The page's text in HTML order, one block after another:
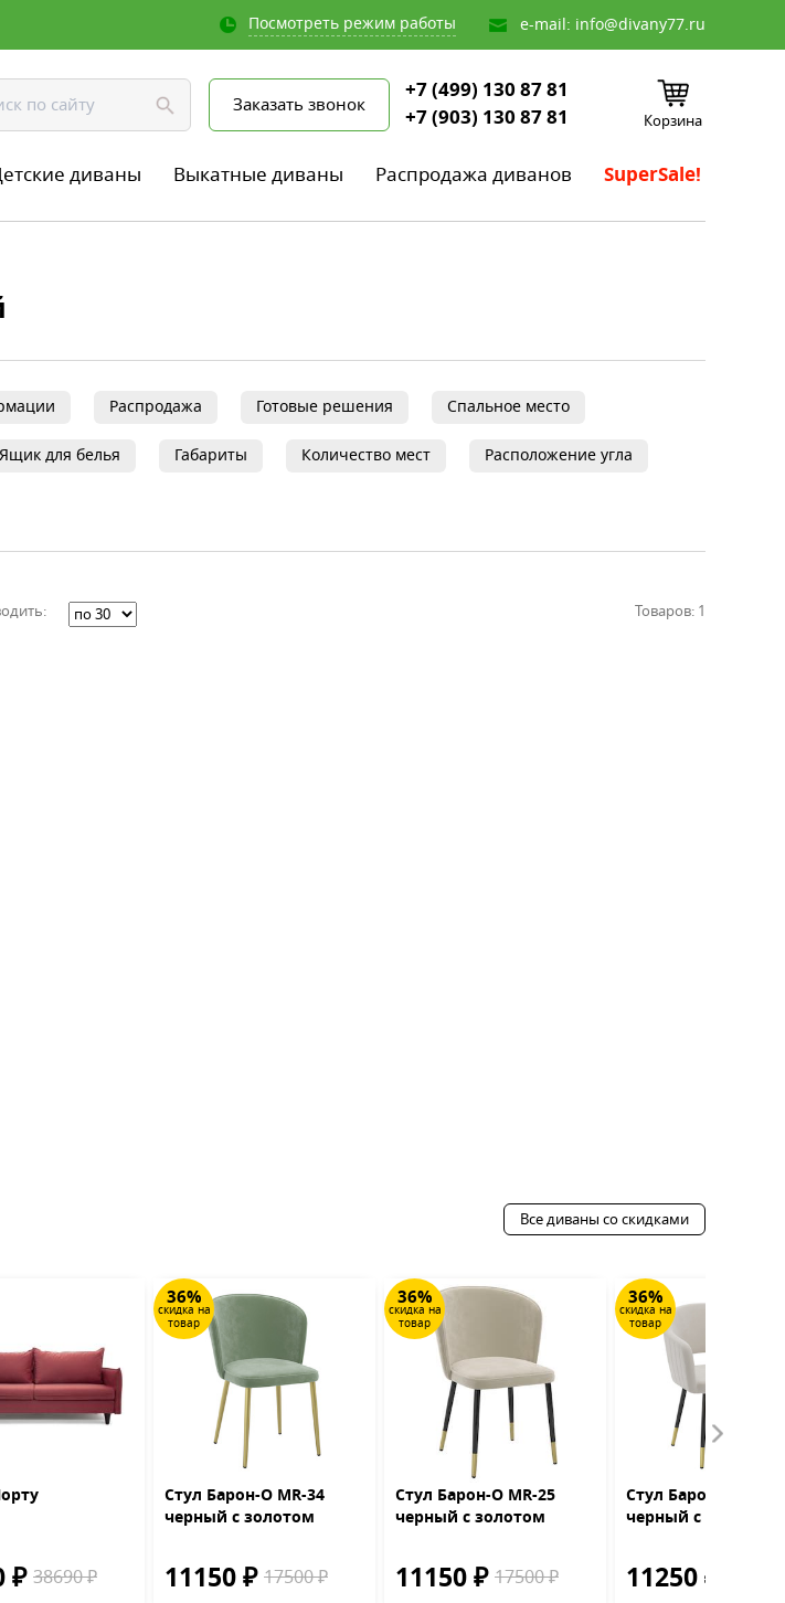
e-mail: info@divany77.ru
Посмотреть режим работы
Заказать звонок
+7 (499) 130 87 81
+7 (903) 130 87 81
Корзина
диваны Выкатные диваны Распродажа диванов SuperSale!
Распродажа Готовые решения Спальное место
Ящик для белья Габариты Количество мест Расположение угла
Товаров: 1
Все диваны со скидками
₽ 38690 ₽
36%
скидка на
товар
Стул Барон-О MR-34
черный с золотом
11150 ₽ 17500 ₽
36%
скидка на
товар
Стул Барон-О MR-25
черный с золотом
11150 ₽ 17500 ₽
36%
скидка на
товар
Стул Барон-Т MR-25
черный с золотом
11250 ₽